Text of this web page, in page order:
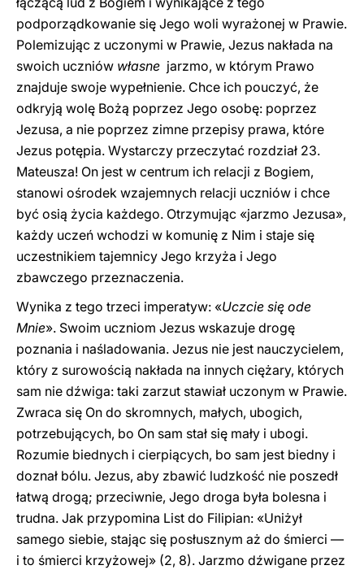
podporządkowanie się Jego woli wyrażonej w Prawie.
Polemizując z uczonymi w Prawie, Jezus nakłada na
swoich uczniów własne jarzmo, w którym Prawo
znajduje swoje wypełnienie. Chce ich pouczyć, że
odkryją wolę Bożą poprzez Jego osobę: poprzez
Jezusa, a nie poprzez zimne przepisy prawa, które
Jezus potępia. Wystarczy przeczytać rozdział 23.
Mateusza! On jest w centrum ich relacji z Bogiem,
stanowi ośrodek wzajemnych relacji uczniów i chce
być osią życia każdego. Otrzymując «jarzmo Jezusa»,
każdy uczeń wchodzi w komunię z Nim i staje się
uczestnikiem tajemnicy Jego krzyża i Jego
zbawczego przeznaczenia.
Wynika z tego trzeci imperatyw: «Uczcie się ode
Mnie». Swoim uczniom Jezus wskazuje drogę
poznania i naśladowania. Jezus nie jest nauczycielem,
który z surowością nakłada na innych ciężary, których
sam nie dźwiga: taki zarzut stawiał uczonym w Prawie.
Zwraca się On do skromnych, małych, ubogich,
potrzebujących, bo On sam stał się mały i ubogi.
Rozumie biednych i cierpiących, bo sam jest biedny i
doznał bólu. Jezus, aby zbawić ludzkość nie poszedł
łatwą drogą; przeciwnie, Jego droga była bolesna i
trudna. Jak przypomina List do Filipian: «Uniżył
samego siebie, stając się posłusznym aż do śmierci —
i to śmierci krzyżowej» (2, 8). Jarzmo dźwigane przez